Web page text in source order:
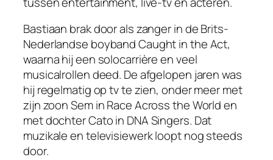
Bastiaan brak door als zanger in de Brits-
Nederlandse boyband Caught in the Act,
waarna hij een solocarrière en veel
musicalrollen deed. De afgelopen jaren was
hij regelmatig op tv te zien, onder meer met
zijn zoon Sem in Race Across the World en
met dochter Cato in DNA Singers. Dat
muzikale en televisiewerk loopt nog steeds
door.